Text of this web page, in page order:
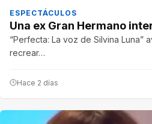
ESPECTÁCULOS
Una ex Gran Hermano
“Perfecta: La voz de Silvina
recrear…
Hace 2 días